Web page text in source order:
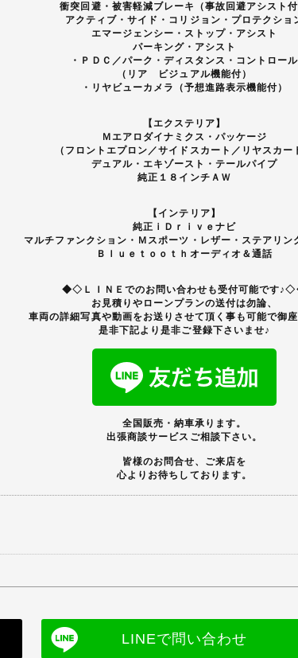
衝突回避・被害軽減ブレーキ（事故回避アシスト付
アクティブ・サイド・コリジョン・プロテクショ
エマージェンシー・ストップ・アシスト
パーキング・アシスト
・ＰＤＣ／パーク・ディスタンス・コントロール
（リア ビジュアル機能付）
・リヤビューカメラ（予想進路表示機能付）
【エクステリア】
Ｍエアロダイナミクス・パッケージ
（フロントエプロン／サイドスカート／リヤスカー
デュアル・エキゾースト・テールパイプ
純正１８インチＡＷ
【インテリア】
純正ｉＤｒｉｖｅナビ
マルチファンクション・Ｍスポーツ・レザー・ステアリン
Ｂｌｕｅｔｏｏｔｈオーディオ＆通話
◆◇ＬＩＮＥでのお問い合わせも受付可能です
お見積りやローンプランの送付は勿論、
車両の詳細写真や動画をお送りさせて頂く事も可能で御座
是非下記より是非ご登録下さいませ♪
全国販売・納車承ります。
出張商談サービスご相談下さい。
皆様のお問合せ、ご来店を
心よりお待ちしております。